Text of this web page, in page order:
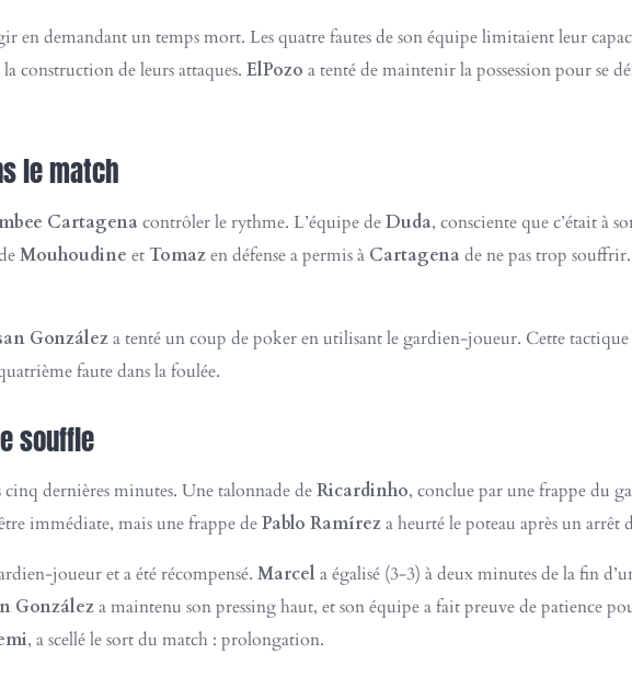
en demandant un temps mort. Les quatre fautes de son équipe limitaient leur
construction de leurs attaques. ElPozo a tenté de maintenir la possession pour se
le match
Cartagenacontrôler le rythme. L’équipe deDuda, consciente que c’était à
Mouhoudine etTomazen défense a permis à Cartagenade ne pas trop souffrir.
Gonzáleza tenté un coup de poker en utilisant le gardien-joueur. Cette tactique
faute dans la foulée.
souffle
cinq dernières minutes. Une talonnade deRicardinho, conclue par une frappe du
immédiate, mais une frappe dePablo Ramíreza heurté le poteau après un arrêt
joueur et a été récompensé. Marcel a égalisé (3-3) à deux minutes de la fin
Gonzáleza maintenu son pressing haut, et son équipe a fait preuve de patience
, a scellé le sort du match : prolongation.